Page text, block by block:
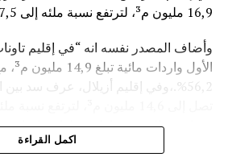
16,9 مليون م³، لترتفع نسبة ملئه إلى 37,5%.”
وأضاف المصدر نفسه انه “في إقليم
الأول
56,2%.،وفي إقليم أزيلال، عرف سد بين
اكمل القراءة